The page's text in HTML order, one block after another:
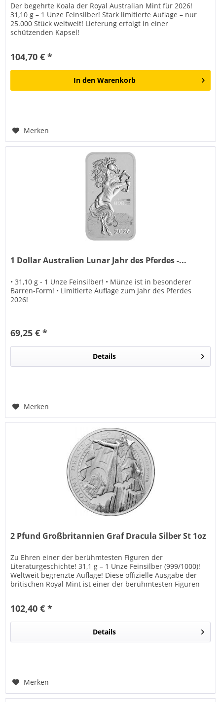
Der begehrte Koala der Royal Australian Mint für 2026!
31,10 g – 1 Unze Feinsilber! Stark limitierte Auflage – nur
25.000 Stück weltweit! Lieferung erfolgt in einer
schützenden Kapsel!
104,70 € *
In den Warenkorb
Merken
1 Dollar Australien Lunar Jahr des Pferdes -...
• 31,10 g - 1 Unze Feinsilber! • Münze ist in besonderer
Barren-Form! • Limitierte Auflage zum Jahr des Pferdes
2026!
69,25 € *
Details
Merken
2 Pfund Großbritannien Graf Dracula Silber St 1oz
Zu Ehren einer der berühmtesten Figuren der
Literaturgeschichte! 31,1 g – 1 Unze Feinsilber (999/1000)!
Weltweit begrenzte Auflage! Diese offizielle Ausgabe der
britischen Royal Mint ist einer der berühmtesten Figuren
102,40 € *
Details
Merken